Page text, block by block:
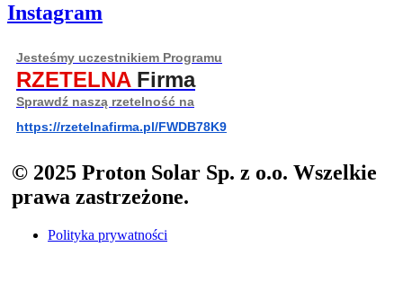
Instagram
Jesteśmy uczestnikiem Programu
RZETELNAFirma
Sprawdź naszą rzetelność na
https://rzetelnafirma.pl/FWDB78K9
© 2025 Proton Solar Sp. z o.o. Wszelkie
prawa zastrzeżone.
Polityka prywatności